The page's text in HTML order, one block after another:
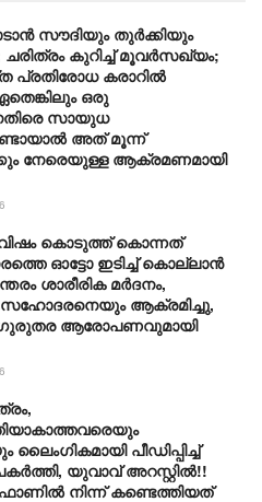
സൗദിയും തുർക്കിയും
ചരിത്രം കുറിച്ച് മൂവർസഖ്യം;
പ്രതിരോധ കരാറിൽ
ഒരു
സായുധ
അത് മൂന്ന്
നേരെയുള്ള ആക്രമണമായി
കൊടുത്ത് കൊന്നത്
ഓട്ടോ ഇടിച്ച് കൊല്ലാന്‍
ശാരീരിക മര്‍ദനം,
ആക്രമിച്ചു,
ആരോപണവുമായി
പീഡിപ്പിച്ച്
യുവാവ് അറസ്റ്റിൽ!!
നിന്ന് കണ്ടെത്തിയത്